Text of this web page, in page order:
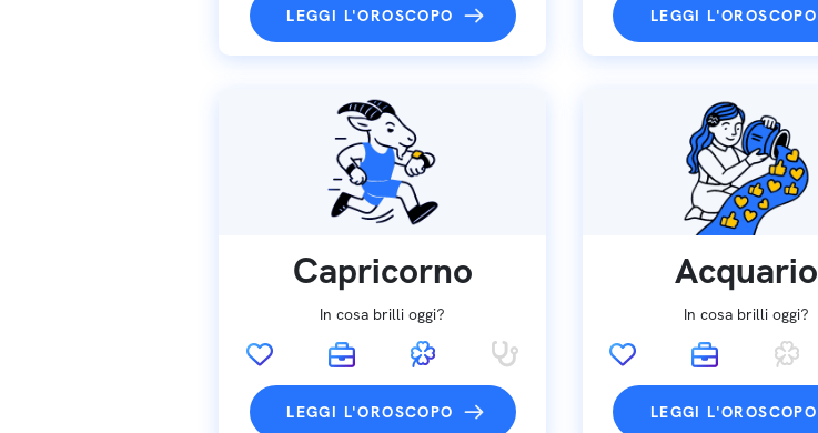
LEGGI L'OROSCOPO LEGGI L'OROSCOPO
Capricorno
In cosa brilli oggi?
LEGGI L'OROSCOPO
Acquario
In cosa brilli oggi?
LEGGI L'OROSCOPO